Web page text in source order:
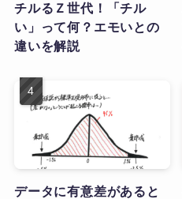
チルるＺ世代！「チル
い」って何？エモいとの
違いを解説
データに有意差があると